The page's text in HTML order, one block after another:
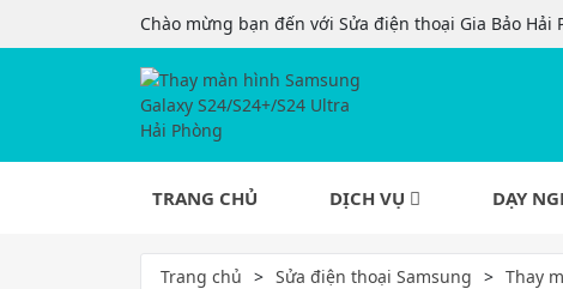
Chào mừng bạn đến với Sửa điện thoại Gia Bảo Hải
TRANG CHỦ DỊCH VỤ DẠY
Trang chủ Sửa điện thoại Samsung Thay